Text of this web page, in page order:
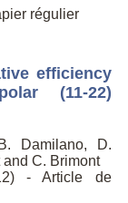
régulier
efficiency
(11-22)
Damilano, D.
and C. Brimont
- Article de